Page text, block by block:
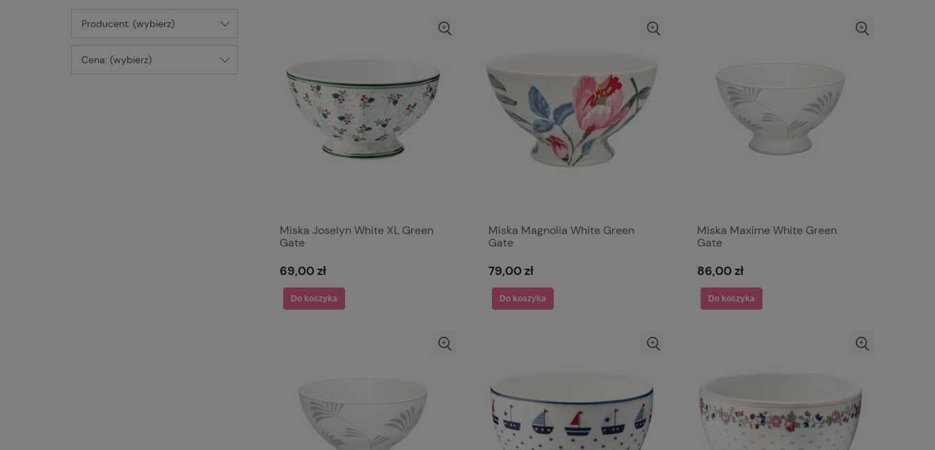
Producent: (wybierz)
Cena: (wybierz)
Miska Joselyn White XL Green
Gate
69,00 zł
Do koszyka
Miska Magnolia White Green
Gate
79,00 zł
Do koszyka
Miska Maxime White Green
Gate
86,00 zł
Do koszyka